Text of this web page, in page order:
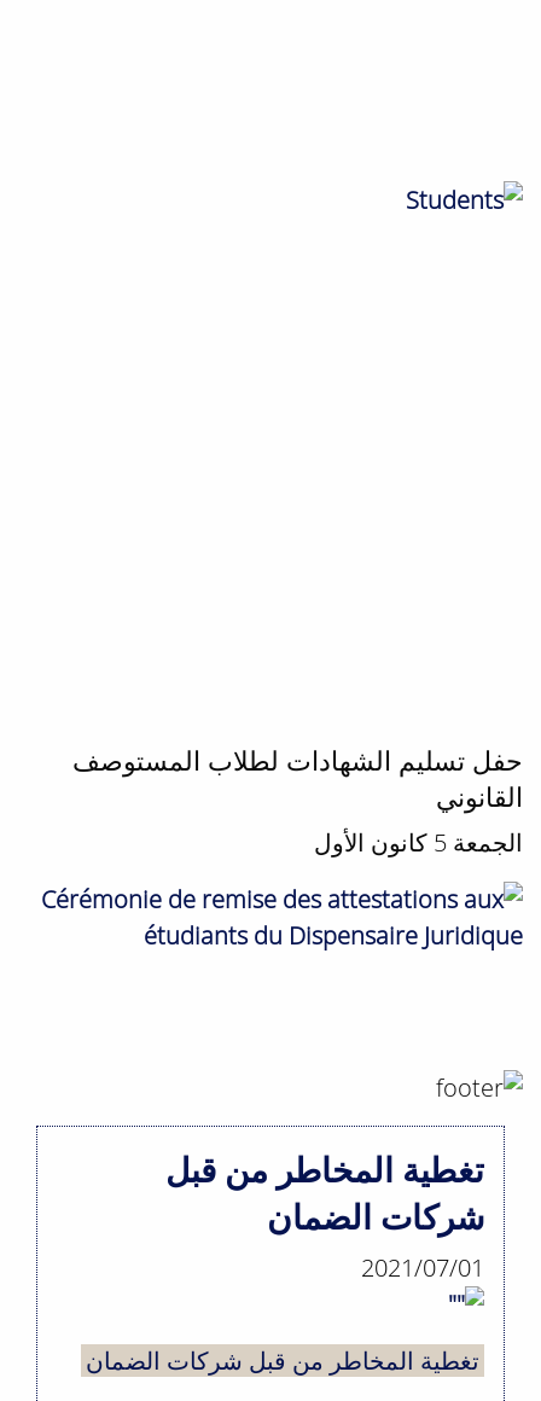
حفل تسليم الشهادات لطلاب المستوصف
القانوني
الجمعة 5 كانون الأول
تغطية المخاطر من قبل
شركات الضمان
2021/07/01
تغطية المخاطر من قبل شركات الضمان